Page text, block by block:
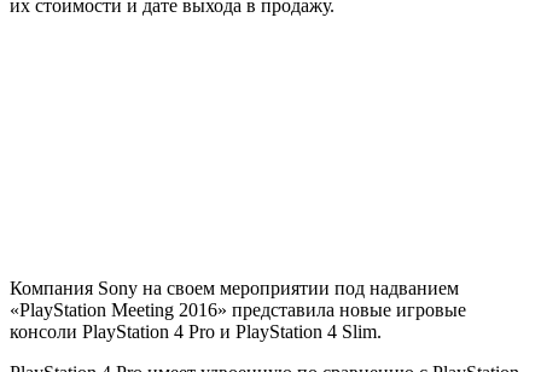
их стоимости и дате выхода в продажу.
Компания Sony на своем мероприятии под надванием
«PlayStation Meeting 2016» представила новые игровые
консоли PlayStation 4 Pro и PlayStation 4 Slim.